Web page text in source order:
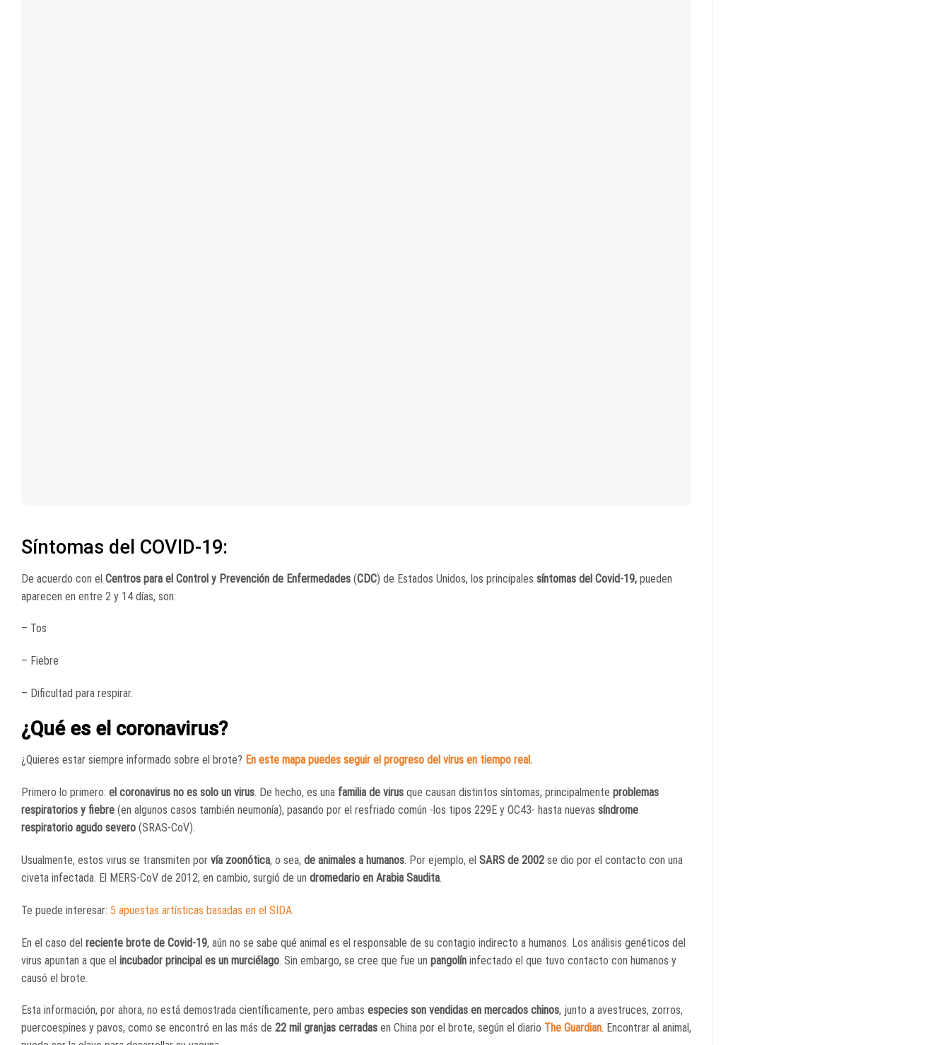
Síntomas del COVID-19:
De acuerdo con el Centros para el Control y Prevención de Enfermedades (CDC) de Estados Unidos, los principales síntomas del Covid-19, pueden
aparecen en entre 2 y 14 días, son:
– Tos
– Fiebre
– Dificultad para respirar.
¿Qué es el coronavirus?
¿Quieres estar siempre informado sobre el brote? En este mapa puedes seguir el progreso del virus en tiempo real.
Primero lo primero: el coronavirus no es solo un virus. De hecho, es una familia de virus que causan distintos síntomas, principalmente problemas
respiratorios y fiebre (en algunos casos también neumonía), pasando por el resfriado común -los tipos 229E y OC43- hasta nuevas síndrome
respiratorio agudo severo (SRAS-CoV).
Usualmente, estos virus se transmiten por vía zoonótica, o sea, de animales a humanos. Por ejemplo, el SARS de 2002 se dio por el contacto con una
civeta infectada. El MERS-CoV de 2012, en cambio, surgió de un dromedario en Arabia Saudita.
Te puede interesar: 5 apuestas artísticas basadas en el SIDA.
En el caso del reciente brote de Covid-19, aún no se sabe qué animal es el responsable de su contagio indirecto a humanos. Los análisis genéticos del
virus apuntan a que el incubador principal es un murciélago. Sin embargo, se cree que fue un pangolín infectado el que tuvo contacto con humanos y
causó el brote.
Esta información, por ahora, no está demostrada científicamente, pero ambas especies son vendidas en mercados chinos, junto a avestruces, zorros,
puercoespines y pavos, como se encontró en las más de 22 mil granjas cerradas en China por el brote, según el diario The Guardian. Encontrar al animal,